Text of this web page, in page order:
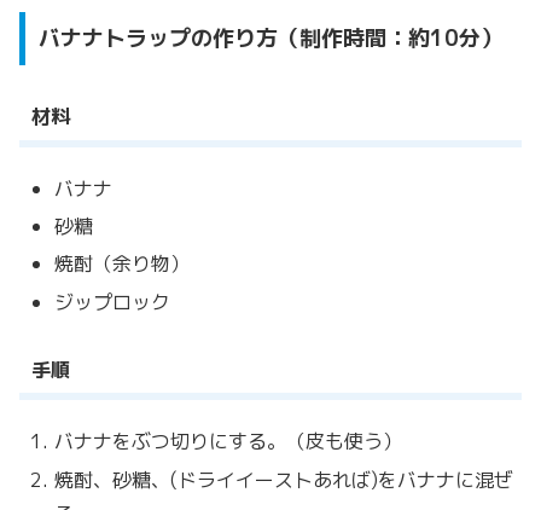
バナナトラップの作り方（制作時間：約10分）
材料
バナナ
砂糖
焼酎（余り物）
ジップロック
手順
バナナをぶつ切りにする。（皮も使う）
焼酎、砂糖、(ドライイーストあれば)をバナナに混ぜ